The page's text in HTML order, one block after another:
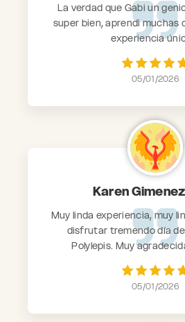
La verdad que Gabi un
super bien, aprendi muchas
experiencia
05/01/2026
Karen
Muy linda experiencia, muy
disfrutar tremendo día
Polylepis. Muy
05/01/2026